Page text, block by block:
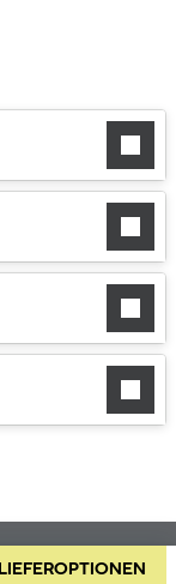
LIEFEROPTIONEN